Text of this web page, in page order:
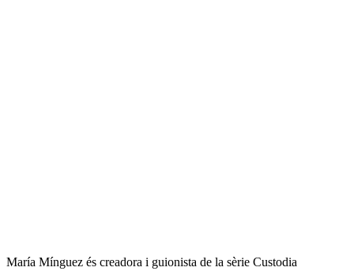
María Mínguez és creadora i guionista de la sèrie Custodia